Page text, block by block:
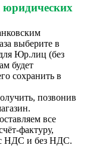
юридических
выберите в
Юр.лиц (без
будет
сохранить в
позвонив
все
фактуру,
НДС и без НДС.